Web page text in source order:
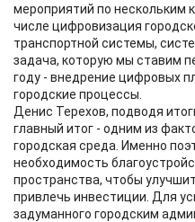
мероприятий по нескольким
числе цифровизация
транспортной системы,
задача, которую мы ставим
году - внедрение цифровых
городские процессы.
Денис Терехов, подводя
главный итог - одним из
городская среда. Именно
необходимость
пространства, чтобы
привлечь инвестиции. Для
задуманного городским